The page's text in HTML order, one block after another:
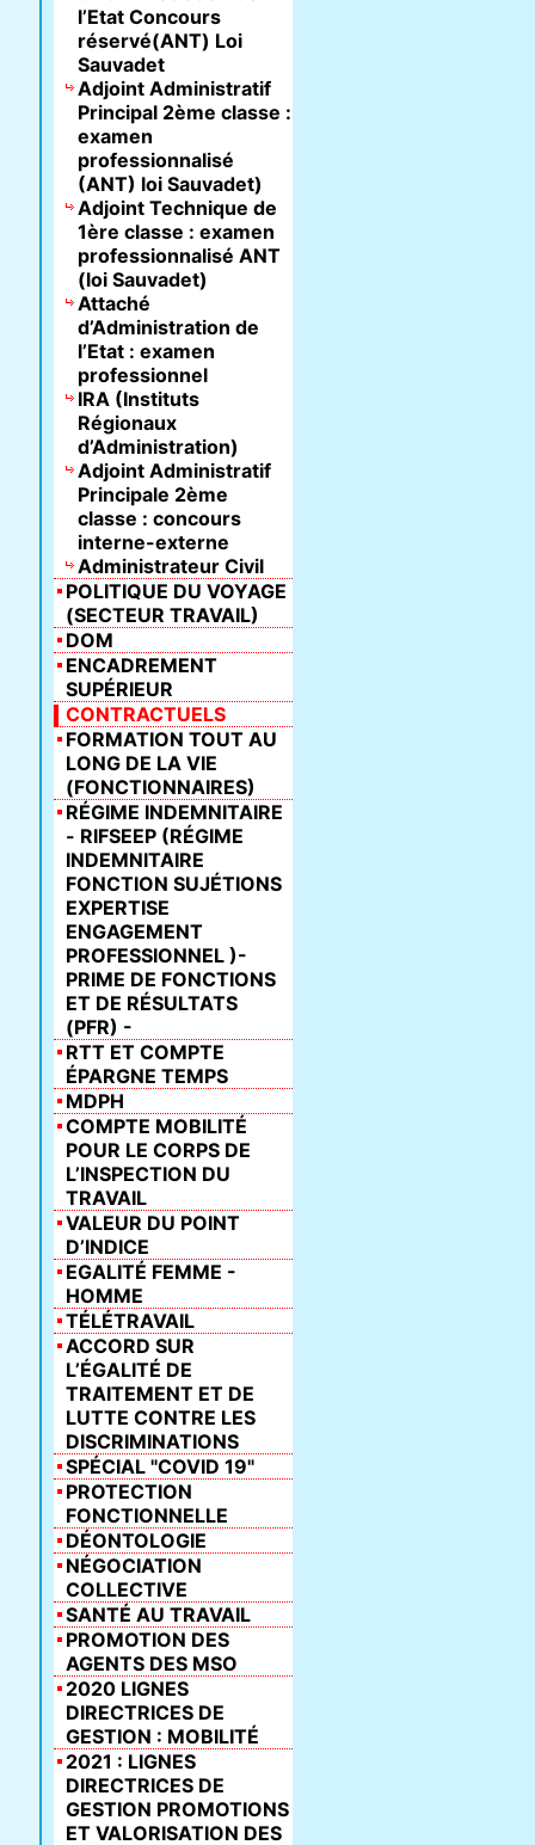
l’Etat Concours
réservé(ANT) Loi
Sauvadet
Adjoint Administratif
Principal 2ème classe :
examen
professionnalisé
(ANT) loi Sauvadet)
Adjoint Technique de
1ère classe : examen
professionnalisé ANT
(loi Sauvadet)
Attaché
d’Administration de
l’Etat : examen
professionnel
IRA (Instituts
Régionaux
d’Administration)
Adjoint Administratif
Principale 2ème
classe : concours
interne-externe
Administrateur Civil
POLITIQUE DU VOYAGE
(SECTEUR TRAVAIL)
DOM
ENCADREMENT
SUPÉRIEUR
CONTRACTUELS
FORMATION TOUT AU
LONG DE LA VIE
(FONCTIONNAIRES)
RÉGIME INDEMNITAIRE
- RIFSEEP (RÉGIME
INDEMNITAIRE
FONCTION SUJÉTIONS
EXPERTISE
ENGAGEMENT
PROFESSIONNEL )-
PRIME DE FONCTIONS
ET DE RÉSULTATS
(PFR) -
RTT ET COMPTE
ÉPARGNE TEMPS
MDPH
COMPTE MOBILITÉ
POUR LE CORPS DE
L’INSPECTION DU
TRAVAIL
VALEUR DU POINT
D’INDICE
EGALITÉ FEMME -
HOMME
TÉLÉTRAVAIL
ACCORD SUR
L’ÉGALITÉ DE
TRAITEMENT ET DE
LUTTE CONTRE LES
DISCRIMINATIONS
SPÉCIAL "COVID 19"
PROTECTION
FONCTIONNELLE
DÉONTOLOGIE
NÉGOCIATION
COLLECTIVE
SANTÉ AU TRAVAIL
PROMOTION DES
AGENTS DES MSO
2020 LIGNES
DIRECTRICES DE
GESTION : MOBILITÉ
2021 : LIGNES
DIRECTRICES DE
GESTION PROMOTIONS
ET VALORISATION DES